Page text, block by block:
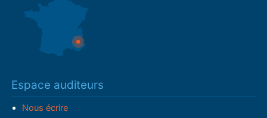
Espace auditeurs
Nous écrire